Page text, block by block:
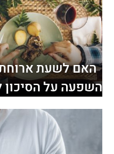
האם לשעת
השפעה על הסיכון